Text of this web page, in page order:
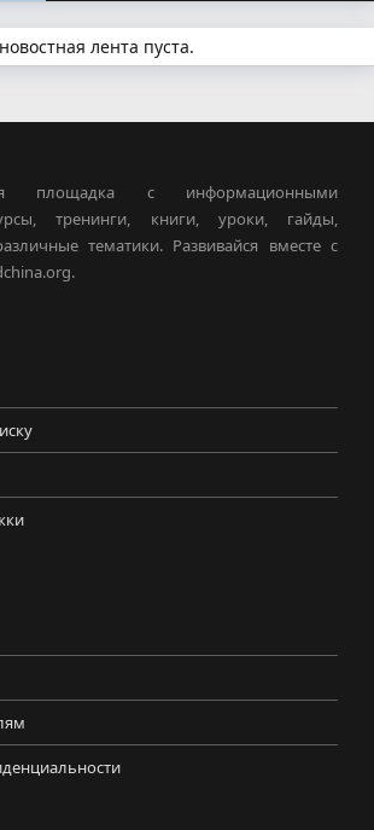
лента пуста.
площадка с информационными
тренинги, книги, уроки, гайды,
тематики. Развивайся вместе с